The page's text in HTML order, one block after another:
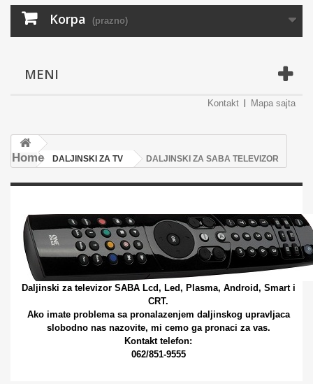
Korpa (prazno)
MENI
Kontakt Mapa sajta
Home DALJINSKI ZA TV DALJINSKI ZA SABA TELEVIZOR
Daljinski za televizor SABA Lcd, Led, Plasma, Android, Smart i
CRT.
Ako imate problema sa pronalazenjem daljinskog upravljaca
slobodno nas nazovite, mi cemo ga pronaci za vas.
Kontakt telefon:
062/851-9555